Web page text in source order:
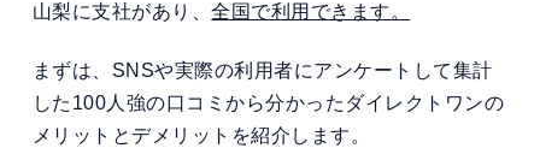
山梨に支社があり、全国で利用できます。
まずは、SNSや実際の利用者にアンケートして集計
した100人強の口コミから分かったダイレクトワンの
メリットとデメリットを紹介します。